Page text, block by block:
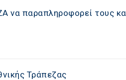
να παραπληροφορεί τους
Τράπεζας